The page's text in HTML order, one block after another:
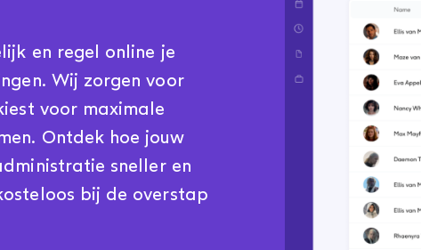
en regel online je
Wij zorgen voor
voor maximale
Ontdek hoe jouw
sneller en
bij de overstap